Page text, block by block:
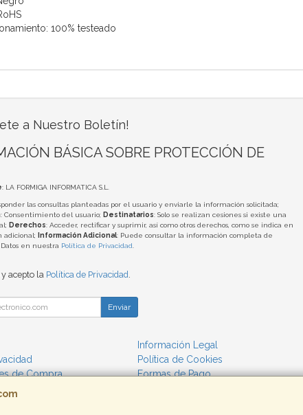
100% testeado
a Nuestro Boletín!
BÁSICA SOBRE PROTECCIÓN DE
: LA FORMIGA INFORMATICA S.L.
las consultas planteadas por el usuario y enviarle la información solicitada;
: Consentimiento del usuario; Destinatarios: Solo se realizan cesiones si existe una
Derechos: Acceder, rectificar y suprimir, así como otros derechos, como se indica en
adicional;
Información Adicional: Puede consultar la información completa de
en nuestra Política de Privacidad.
acepto la Política de Privacidad.
Enviar
Información Legal
Política de Cookies
de Compra
Formas de Pago